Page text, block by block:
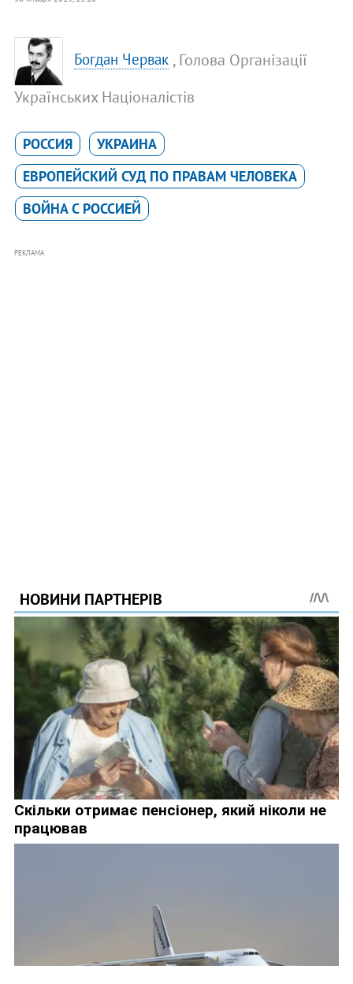
Богдан Червак , Голова Організації
Українських Націоналістів
РОССИЯ
УКРАИНА
ЕВРОПЕЙСКИЙ СУД ПО ПРАВАМ ЧЕЛОВЕКА
ВОЙНА С РОССИЕЙ
РЕКЛАМА